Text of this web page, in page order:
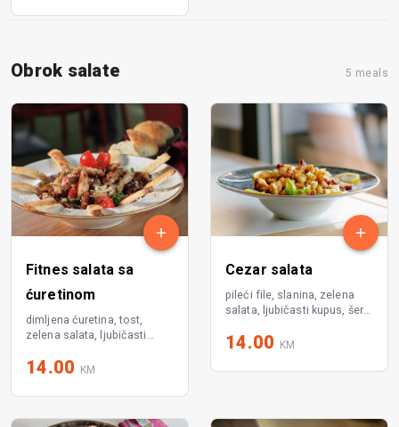
Obrok salate 5 meals
Fitnes salata sa
ćuretinom
dimljena ćuretina, tost,
zelena salata, ljubičasti
parmezn
14.00 KM
Cezar salata
pileći file, slanina, zelena
salata, ljubičasti kupus, šeri
dresing
14.00 KM